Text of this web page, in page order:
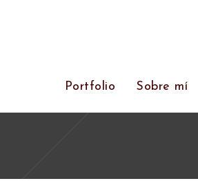
Portfolio Sobre mí